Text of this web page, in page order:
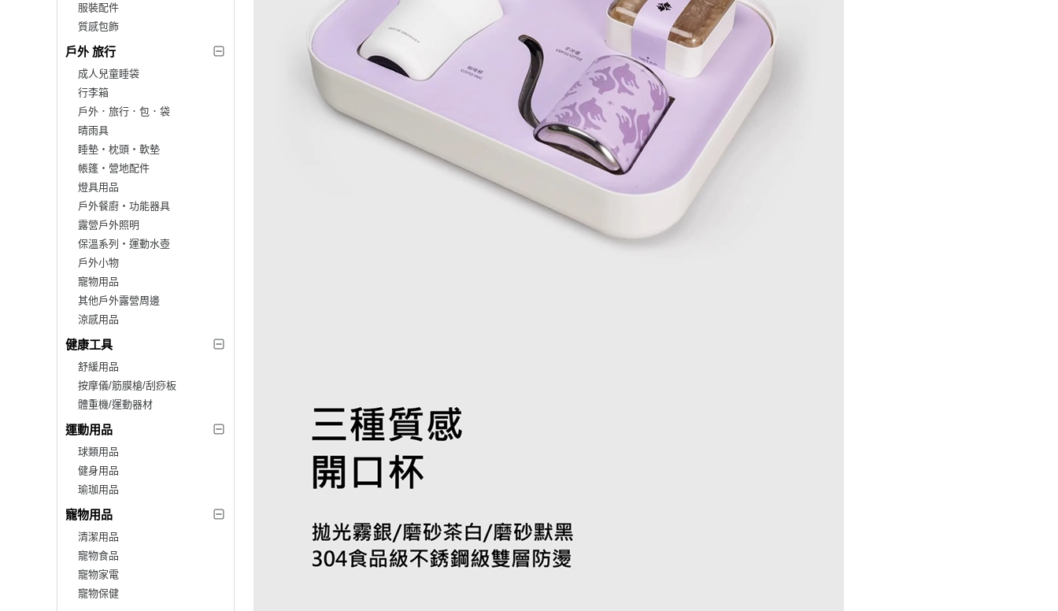
服裝配件
質感包飾
戶外 旅行
成人兒童睡袋
行李箱
戶外．旅行．包．袋
晴雨具
睡墊‧枕頭‧軟墊
帳篷‧營地配件
燈具用品
戶外餐廚‧功能器具
露營戶外照明
保溫系列‧運動水壺
戶外小物
寵物用品
其他戶外露營周邊
涼感用品
健康工具
舒緩用品
按摩儀/筋膜槍/刮痧板
體重機/運動器材
運動用品
球類用品
健身用品
瑜珈用品
寵物用品
清潔用品
寵物食品
寵物家電
寵物保健